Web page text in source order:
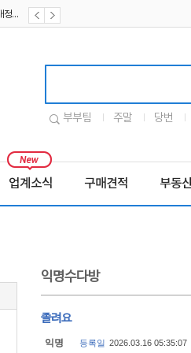
[공지] [호텔업] 개인정보 처리방침 개정본1 (19.09.02)
부부팀 주말 당번
업계소식 구매견적 부동
익명수다방
졸려요
익명 등록일 2026.03.16 05:35:07